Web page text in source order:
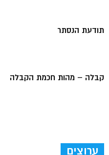
תודעת הנסתר
קבלה – מהות חכמת הקבלה
ערוצים